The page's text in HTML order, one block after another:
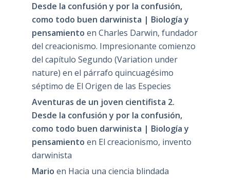
Desde la confusión y por la confusión,
como todo buen darwinista | Biología y
pensamiento en Charles Darwin, fundador
del creacionismo. Impresionante comienzo
del capítulo Segundo (Variation under
nature) en el párrafo quincuagésimo
séptimo de El Origen de las Especies
Aventuras de un joven cientifista 2.
Desde la confusión y por la confusión,
como todo buen darwinista | Biología y
pensamiento en El creacionismo, invento
darwinista
Mario en Hacia una ciencia blindada